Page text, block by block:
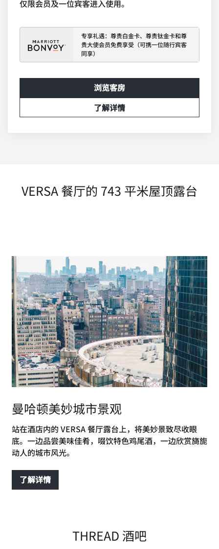
仅限会员及一位宾客进入使用。
专享礼遇：尊贵白金卡、尊贵钛金卡和尊
贵大使会员免费享受（可携一位随行宾客
同享）
浏览客房
了解详情
VERSA 餐厅的 743 平米屋顶露台
曼哈顿美妙城市景观
站在酒店内的 VERSA 餐厅露台上，将美妙景致尽收眼
底。一边品尝美味佳肴，啜饮特色鸡尾酒，一边欣赏旖旎
动人的城市风光。
了解详情
THREAD 酒吧